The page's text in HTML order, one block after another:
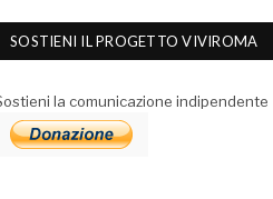
SOSTIENI IL PROGETTO VIVIROMA
la comunicazione indipendente